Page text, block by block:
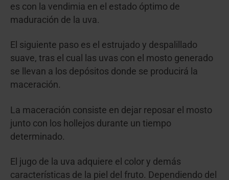
es con la vendimia en el estado óptimo de
maduración de la uva.
El siguiente paso es el estrujado y despalillado
suave, tras el cual las uvas con el mosto generado
se llevan a los depósitos donde se producirá la
maceración.
La maceración consiste en dejar reposar el mosto
junto con los hollejos durante un tiempo
determinado.
El jugo de la uva adquiere el color y demás
características de la piel del fruto. Dependiendo del